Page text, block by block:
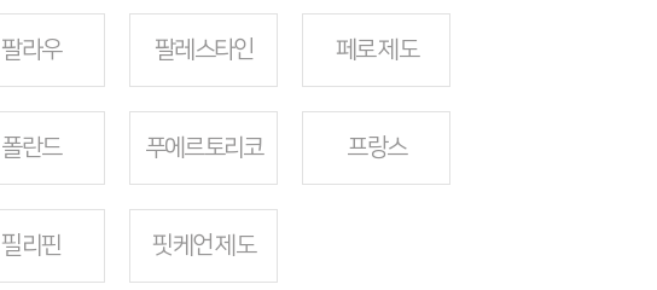
팔라우 팔레스타인 페로 제도
폴란드 푸에르토리코 프랑스
필리핀 핏케언 제도